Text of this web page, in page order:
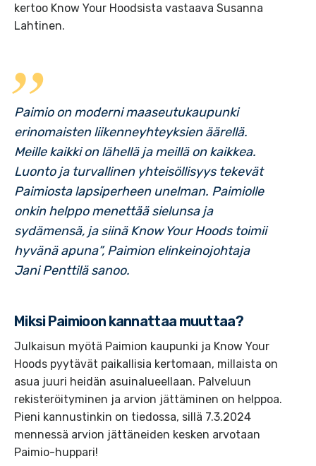
kertoo Know Your Hoodsista vastaava Susanna
Lahtinen.
Paimio on moderni maaseutukaupunki
erinomaisten liikenneyhteyksien äärellä.
Meille kaikki on lähellä ja meillä on kaikkea.
Luonto ja turvallinen yhteisöllisyys tekevät
Paimiosta lapsiperheen unelman. Paimiolle
onkin helppo menettää sielunsa ja
sydämensä, ja siinä Know Your Hoods toimii
hyvänä apuna”, Paimion elinkeinojohtaja
Jani Penttilä sanoo.
Miksi Paimioon kannattaa muuttaa?
Julkaisun myötä Paimion kaupunki ja Know Your
Hoods pyytävät paikallisia kertomaan, millaista on
asua juuri heidän asuinalueellaan. Palveluun
rekisteröityminen ja arvion jättäminen on helppoa.
Pieni kannustinkin on tiedossa, sillä 7.3.2024
mennessä arvion jättäneiden kesken arvotaan
Paimio-huppari!